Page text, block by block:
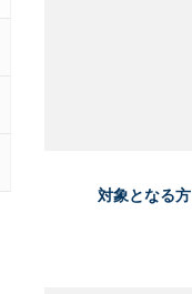
対象となる方